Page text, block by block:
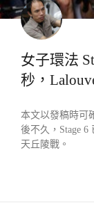
女子環法
秒，
本文以發稿時可
後不久，Stage 6
天丘陵戰。